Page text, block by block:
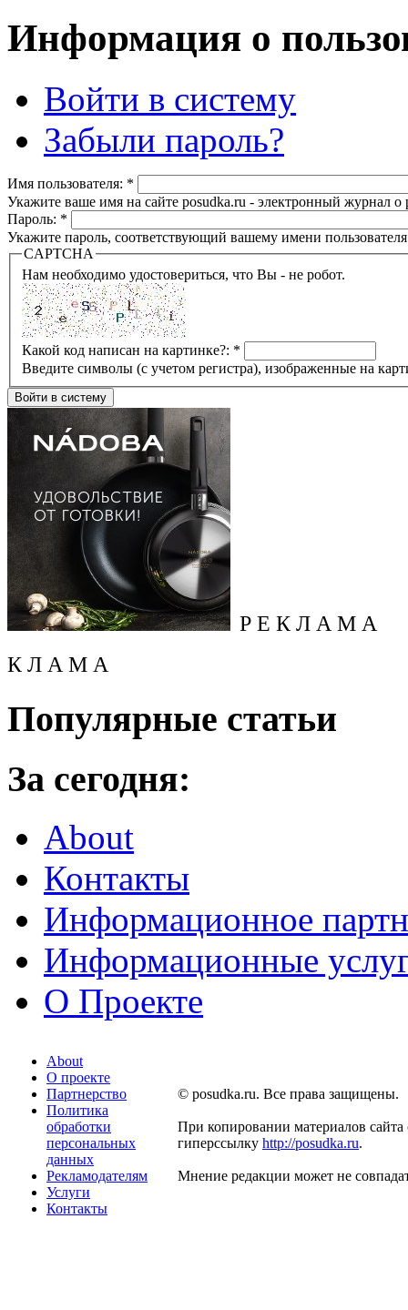
Информация о
Войти в систему
Забыли пароль?
Имя пользователя: *
Укажите ваше имя на сайте posudka.ru - электронный журнал
Пароль: *
Укажите пароль, соответствующий вашему имени
CAPTCHA
Нам необходимо удостовериться, что Вы - не робот.
Какой код написан на картинке?: *
Введите символы (с учетом регистра), изображенные на
Р Е К Л А М А
К Л А М А
Популярные статьи
За сегодня:
About
Контакты
Информационное
Информационные
О Проекте
About
О проекте
Партнерство
Политика
обработки
персональных
данных
Рекламодателям
Услуги
Контакты
© posudka.ru. Все права защищены.
При копировании материалов сайта
гиперссылку http://posudka.ru.
Мнение редакции может не